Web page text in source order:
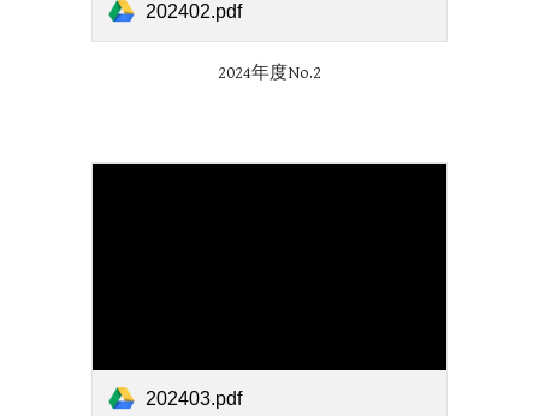
202402.pdf
2024年度No.2
202403.pdf